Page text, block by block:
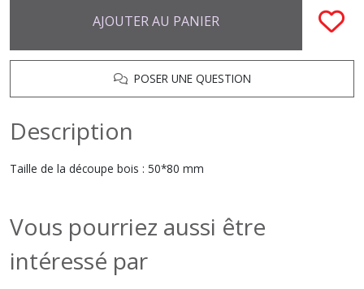
AJOUTER AU PANIER
POSER UNE QUESTION
Description
Taille de la découpe bois : 50*80 mm
Vous pourriez aussi être
intéressé par